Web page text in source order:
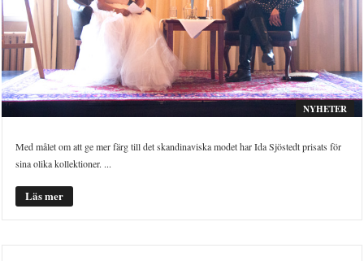
NYHETER
Med målet om att ge mer färg till det skandinaviska modet har Ida Sjöstedt prisats för
sina olika kollektioner. ...
Läs mer